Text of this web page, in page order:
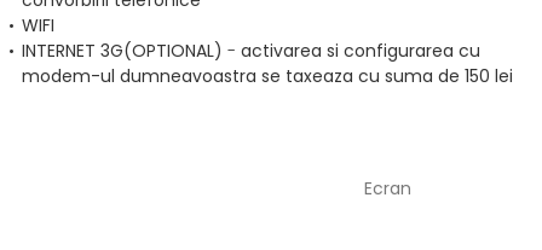
WIFI
INTERNET 3G(OPTIONAL) - activarea si configurarea cu
modem-ul dumneavoastra se taxeaza cu suma de 150 lei
Ecran